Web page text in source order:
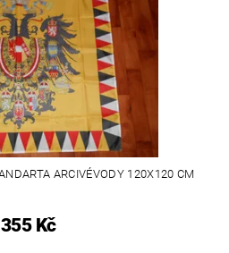
ARCIVÉVODY 120X120 CM
355 Kč